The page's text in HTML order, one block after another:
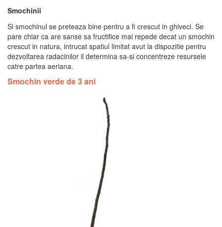
Smochinii
Si smochinul se preteaza bine pentru a fi crescut in ghiveci. Se
pare chiar ca are sanse sa fructifice mai repede decat un smochin
crescut in natura, intrucat spatiul limitat avut la dispozitie pentru
dezvoltarea radacinilor il determina sa-si concentreze resursele
catre partea aeriana.
Smochin verde de 3 ani